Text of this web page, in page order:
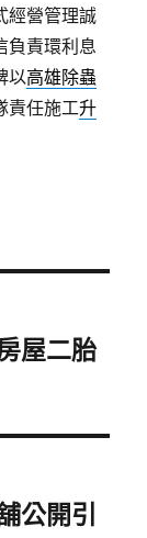
經營管理誠
負責環利息
以高雄除蟲
責任施工升
屋二胎
公開引